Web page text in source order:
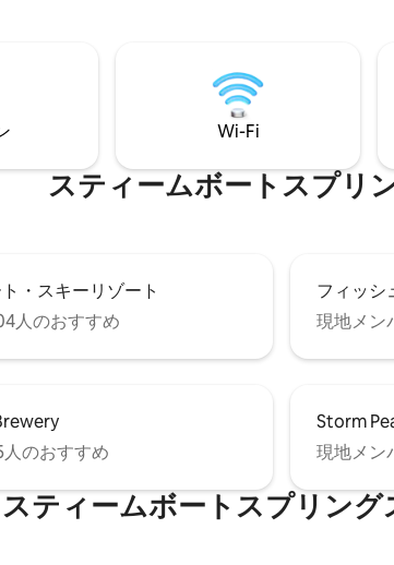
ズの
引き出し式ソファ
オープンな空間で
デッキにはガスグ
チンには調理に必
っています。 建物
ーロッカーもご利
が傷つきます。 ま
ら、HOAの規則に
チームボートスプ
くにあり、有名な
で約15 ～20分で
でバスを乗り換え
無料Wi-Fiとスマート
ックとチュービングも楽しめ
Wi-Fi
スティームボートスプリ
・スキーリゾート
人のおすすめ
フィッシ
現地メン
のおすすめ
Storm
現地メン
スティームボートスプリン